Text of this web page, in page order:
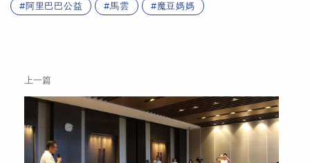
阿里巴巴公益 馬雲 魔豆媽媽
上一篇